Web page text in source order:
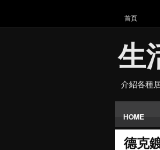
首頁
生
介紹各種
HOME
德克